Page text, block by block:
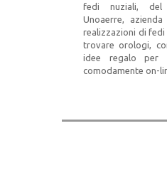
fedi nuziali, del
Unoaerre,
realizzazioni di fedi
trovare orologi,
idee regalo
comodamente on-